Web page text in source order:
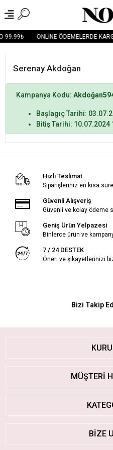
99.99₺ ONLİNE ÖDEMELERDE
Serenay Akdoğan
Kampanya Kodu:
Başlagıç Tarihi:
Bitiş Tarihi: 10.07.2024
Hızlı Teslimat
Siparişleriniz en kısa
Güvenli Alışveriş
Güvenli ve kolay ödeme
Geniş Ürün Yelpazesi
Binlerce ürün ve
7 / 24 DESTEK
Öneri ve şikayetlerinizi
Bizi Takip
MÜŞTERİ
BİZE